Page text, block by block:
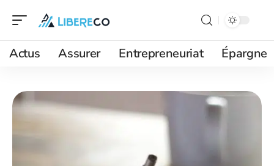
Actus Assurer Entrepreneuriat Épargne